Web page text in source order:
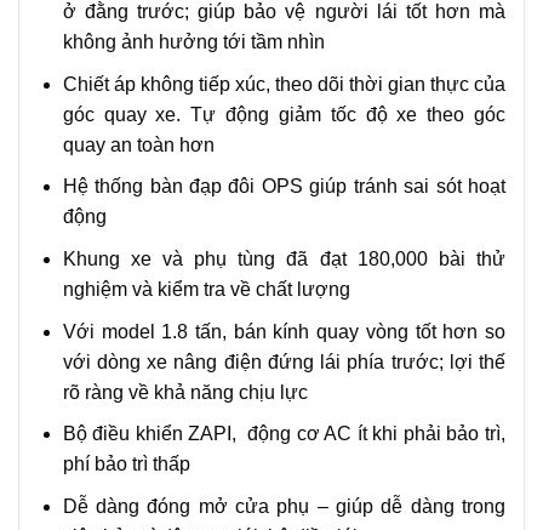
ở đằng trước; giúp bảo vệ người lái tốt hơn mà
không ảnh hưởng tới tầm nhìn
Chiết áp không tiếp xúc, theo dõi thời gian thực của
góc quay xe. Tự động giảm tốc độ xe theo góc
quay an toàn hơn
Hệ thống bàn đạp đôi OPS giúp tránh sai sót hoạt
động
Khung xe và phụ tùng đã đạt 180,000 bài thử
nghiệm và kiểm tra về chất lượng
Với model 1.8 tấn, bán kính quay vòng tốt hơn so
với dòng xe nâng điện đứng lái phía trước; lợi thế
rõ ràng về khả năng chịu lực
Bộ điều khiển ZAPI, động cơ AC ít khi phải bảo trì,
phí bảo trì thấp
Dễ dàng đóng mở cửa phụ – giúp dễ dàng trong